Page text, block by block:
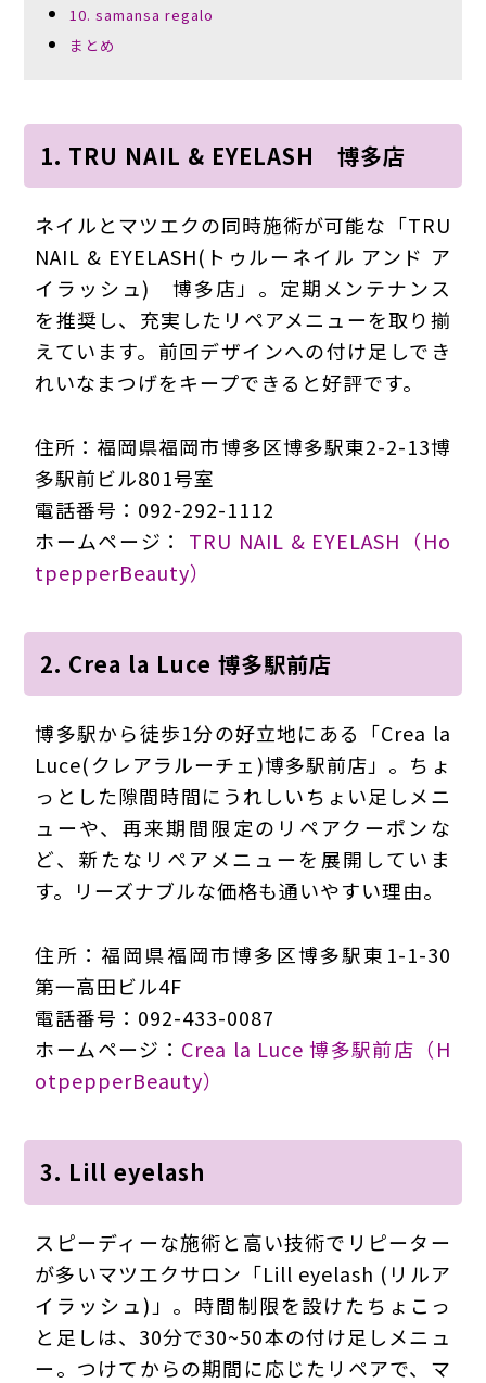
10. samansa regalo
まとめ
1. TRU NAIL & EYELASH 博多店
ネイルとマツエクの同時施術が可能な「TRU
NAIL & EYELASH(トゥルーネイル アンド ア
イラッシュ) 博多店」。定期メンテナンス
を推奨し、充実したリペアメニューを取り揃
えています。前回デザインへの付け足しでき
れいなまつげをキープできると好評です。
住所：福岡県福岡市博多区博多駅東2-2-13博
多駅前ビル801号室
電話番号：092-292-1112
ホームページ： TRU NAIL & EYELASH（Ho
tpepperBeauty）
2. Crea la Luce 博多駅前店
博多駅から徒歩1分の好立地にある「Crea la
Luce(クレアラルーチェ)博多駅前店」。ちょ
っとした隙間時間にうれしいちょい足しメニ
ューや、再来期間限定のリペアクーポンな
ど、新たなリペアメニューを展開していま
す。リーズナブルな価格も通いやすい理由。
住所：福岡県福岡市博多区博多駅東1-1-30
第一高田ビル4F
電話番号：092-433-0087
ホームページ： Crea la Luce 博多駅前店（H
otpepperBeauty）
3. Lill eyelash
スピーディーな施術と高い技術でリピーター
が多いマツエクサロン「Lill eyelash (リルア
イラッシュ)」。時間制限を設けたちょこっ
と足しは、30分で30~50本の付け足しメニュ
ー。つけてからの期間に応じたリペアで、マ